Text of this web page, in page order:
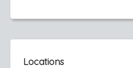
Locations